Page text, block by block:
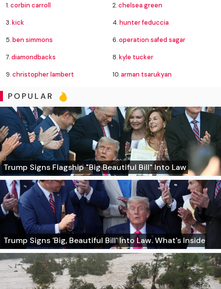
1.corbin carroll 2.chelsea green
3.kick 4.hunter feduccia
5.ben simmons 6.operation safed sagar
7.diamondbacks 8.kyle tucker
9.christopher lambert 10.arman tsarukyan
POPULAR
Trump Signs Flagship "Big Beautiful Bill" Into Law
Trump Signs 'Big, Beautiful Bill' Into Law. What's Inside